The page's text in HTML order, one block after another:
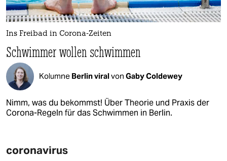
Ins Freibad in Corona-Zeiten
Schwimmer wollen schwimmen
Kolumne Berlin viralvon Gaby Coldewey
Nimm, was du bekommst! Über Theorie und Praxis der
Corona-Regeln für das Schwimmen in Berlin.
coronavirus